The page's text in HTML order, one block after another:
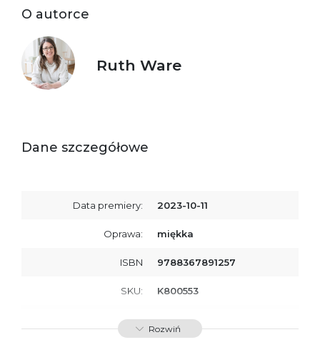
O autorce
Ruth Ware
Dane szczegółowe
Data premiery: 2023-10-11
Oprawa: miękka
ISBN 9788367891257
SKU: K800553
Producent / Osoby
odpowiedzialne za
Wydawnictwo Poznańskie
Sp. z o.o.
Rozwiń